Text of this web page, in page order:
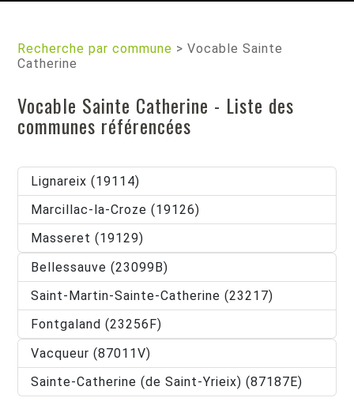
Recherche par commune >Vocable Sainte
Catherine
Vocable Sainte Catherine - Liste des
communes référencées
Lignareix (19114)
Marcillac-la-Croze (19126)
Masseret (19129)
Bellessauve (23099B)
Saint-Martin-Sainte-Catherine (23217)
Fontgaland (23256F)
Vacqueur (87011V)
Sainte-Catherine (de Saint-Yrieix) (87187E)